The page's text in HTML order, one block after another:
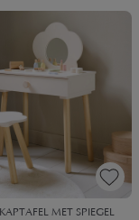
MET SPIEGEL